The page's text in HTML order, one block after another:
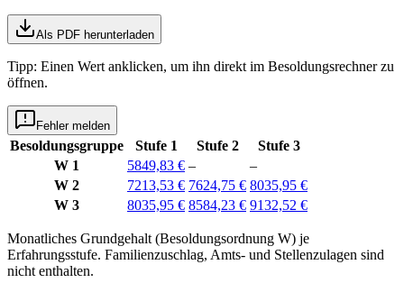
Als PDF herunterladen
Tipp: Einen Wert anklicken, um ihn direkt im Besoldungsrechner zu
öffnen.
Fehler melden
Besoldungsgruppe Stufe 1 Stufe 2
Stufe 3
W 1
5849,83 € –
–
W 2
7213,53 € 7624,75 € 8035,95 €
W 3
8035,95 € 8584,23 € 9132,52 €
Monatliches Grundgehalt (Besoldungsordnung W) je
Erfahrungsstufe. Familienzuschlag, Amts- und Stellenzulagen sind
nicht enthalten.